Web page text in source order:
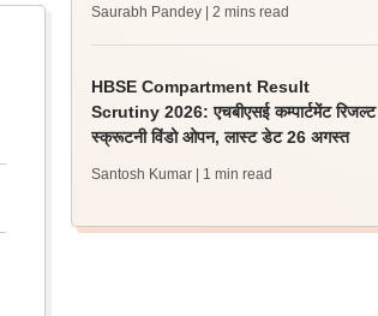
Saurabh Pandey | 2 mins read
HBSE Compartment Result
Scrutiny 2026: एचबीएसई कम्पार्टमेंट रिजल्ट
स्क्रूटनी विंडो ओपन, लास्ट डेट 26 अगस्त
Santosh Kumar | 1 min read